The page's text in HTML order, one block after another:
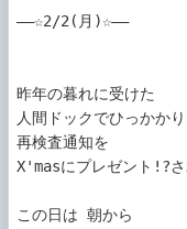
――☆2/2(月)☆――
昨年の暮れに受けた
人間ドックでひっかかり
再検査通知を
X'masにプレゼント!?
この日は 朝から